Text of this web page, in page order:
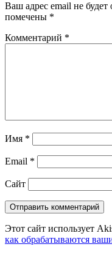
Ваш адрес email не будет
помечены *
Комментарий *
Имя *
Email *
Сайт
Этот сайт использует
как обрабатываются